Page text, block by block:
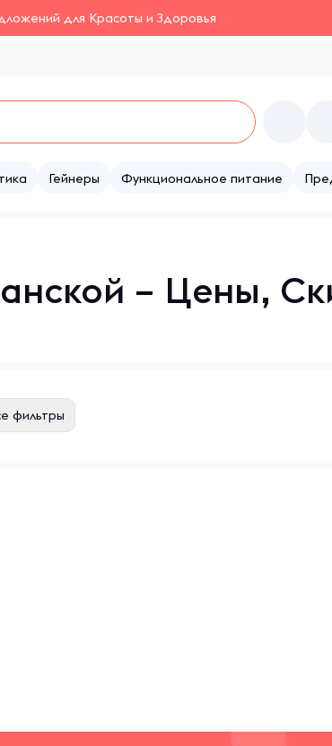
для Красоты и Здоровья
Гейнеры Функциональное питание
– Цены,
фильтры